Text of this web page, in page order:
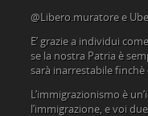
@Libero.muratore e
E’ grazie a individui
se la nostra Patria è
sarà inarrestabile
L’immigrazionismo è
l’immigrazione, e voi